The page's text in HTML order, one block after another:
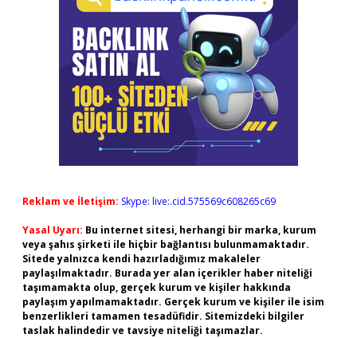
Reklam ve İletişim: Skype: live:.cid.575569c608265c69
Yasal Uyarı: Bu internet sitesi, herhangi bir marka, kurum
veya şahıs şirketi ile hiçbir bağlantısı bulunmamaktadır.
Sitede yalnızca kendi hazırladığımız makaleler
paylaşılmaktadır. Burada yer alan içerikler haber niteliği
taşımamakta olup, gerçek kurum ve kişiler hakkında
paylaşım yapılmamaktadır. Gerçek kurum ve kişiler ile isim
benzerlikleri tamamen tesadüfidir. Sitemizdeki bilgiler
taslak halindedir ve tavsiye niteliği taşımazlar.